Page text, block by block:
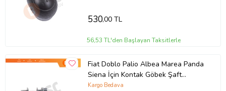
530,00 TL
56,53 TL'den Başlayan Taksitlerle
Fiat Doblo Palio Albea Marea Panda
Siena İçin Kontak Göbek Şaft
Ateşleme Kilit Silindir Mili 67 mm
Kargo Bedava